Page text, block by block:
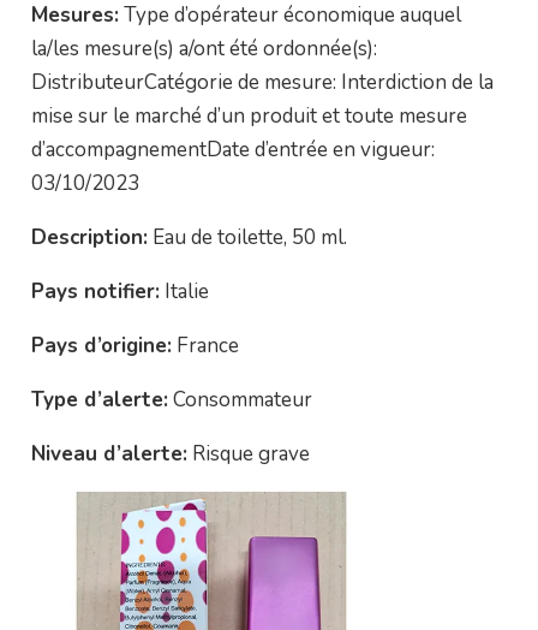
Mesures: Type d’opérateur économique auquel
la/les mesure(s) a/ont été ordonnée(s):
DistributeurCatégorie de mesure: Interdiction de la
mise sur le marché d’un produit et toute mesure
d’accompagnementDate d’entrée en vigueur:
03/10/2023
Description: Eau de toilette, 50 ml.
Pays notifier: Italie
Pays d’origine: France
Type d’alerte: Consommateur
Niveau d’alerte: Risque grave